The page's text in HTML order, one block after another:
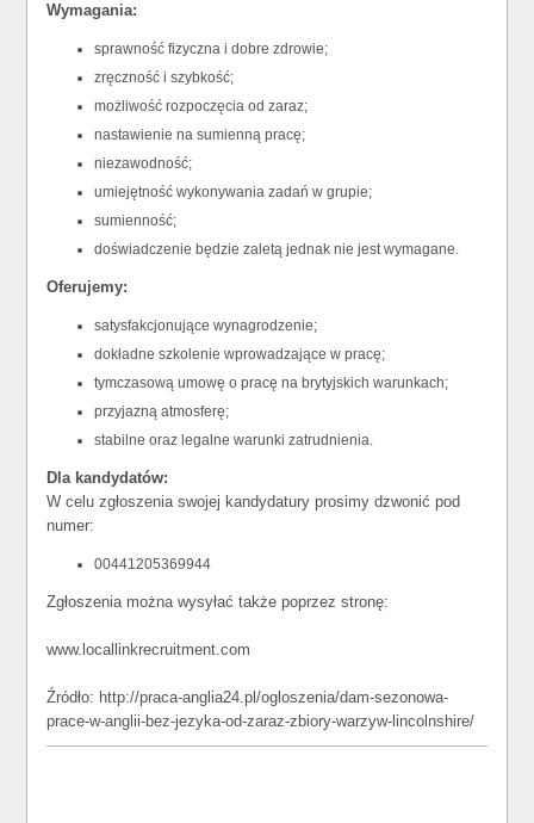
Wymagania:
sprawność fizyczna i dobre zdrowie;
zręczność i szybkość;
możliwość rozpoczęcia od zaraz;
nastawienie na sumienną pracę;
niezawodność;
umiejętność wykonywania zadań w grupie;
sumienność;
doświadczenie będzie zaletą jednak nie jest wymagane.
Oferujemy:
satysfakcjonujące wynagrodzenie;
dokładne szkolenie wprowadzające w pracę;
tymczasową umowę o pracę na brytyjskich warunkach;
przyjazną atmosferę;
stabilne oraz legalne warunki zatrudnienia.
Dla kandydatów:
W celu zgłoszenia swojej kandydatury prosimy dzwonić pod
numer:
00441205369944
Zgłoszenia można wysyłać także poprzez stronę:
www.locallinkrecruitment.com
Źródło: http://praca-anglia24.pl/ogloszenia/dam-sezonowa-
prace-w-anglii-bez-jezyka-od-zaraz-zbiory-warzyw-lincolnshire/